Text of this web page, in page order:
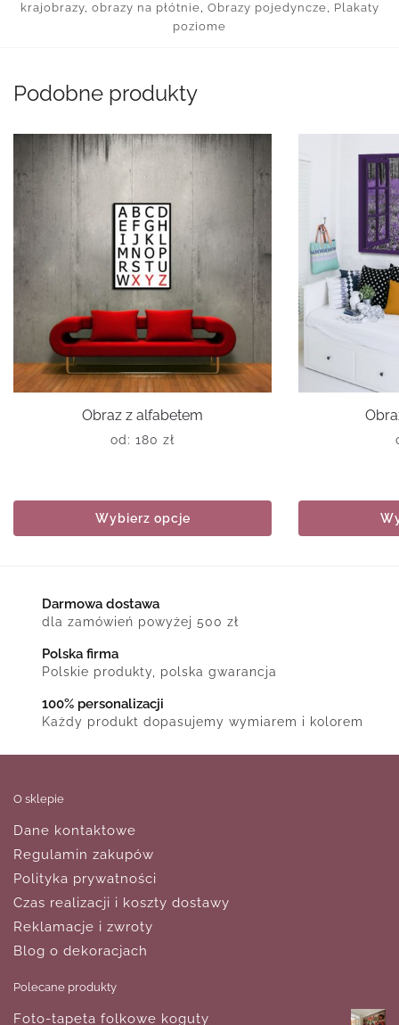
krajobrazy, obrazy na płótnie, Obrazy pojedyncze, Plakaty
poziome
Podobne produkty
Obraz z alfabetem
od: 180 zł
Wybierz opcje
Darmowa dostawa
dla zamówień powyżej 500 zł
Polska firma
Polskie produkty, polska gwarancja
100% personalizacji
Każdy produkt dopasujemy wymiarem i kolorem
O sklepie
Dane kontaktowe
Regulamin zakupów
Polityka prywatności
Czas realizacji i koszty dostawy
Reklamacje i zwroty
Blog o dekoracjach
Polecane produkty
Foto-tapeta folkowe koguty